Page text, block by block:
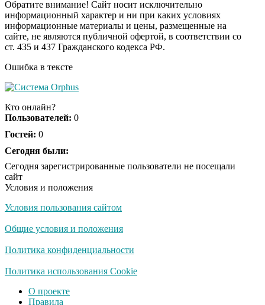
i
Скрытая камера на
пляже Крыма: Что
люди вытворяют, когда
Ролик длится
долго
Королева вагона
оставит равнодушным
Экс-бойфренд дочери
из-за макарон
Обратите внимание! Сайт носит исключительно
информационный характер и ни при каких условиях
информационные материалы и цены, размещенные на
сайте, не являются публичной офертой, в соответствии со
ст. 435 и 437 Гражданского кодекса РФ.
Ошибка в тексте
Кто онлайн?
Пользователей: 0
Гостей: 0
Сегодня были:
Сегодня зарегистрированные пользователи не посещали
сайт
Условия и положения
Условия пользования сайтом
Общие условия и положения
Политика конфиденциальности
Политика использования Cookie
О проекте
Правила